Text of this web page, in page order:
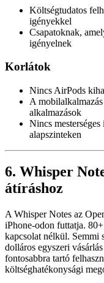
Költségtudatos
igényekkel
Csapatoknak,
igényelnek
Korlátok
Nincs AirPods
A
alkalmazások
Nincs
alapszinteken
6. Whisper
átíráshoz
A Whisper Notes az
iPhone-odon futtatja.
kapcsolat nélkül. Semmi
dolláros egyszeri
fontosabbra tartó
költséghatékonysági